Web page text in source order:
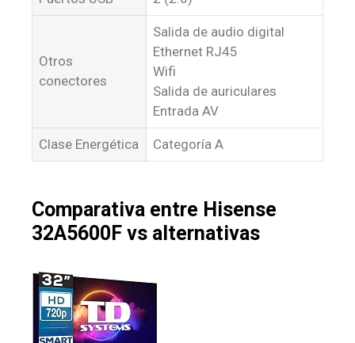
Otros
conectores
Salida de audio digital
Ethernet RJ45
Wifi
Salida de auriculares
Entrada AV
Clase Energética Categoría A
Comparativa entre Hisense
32A5600F vs alternativas